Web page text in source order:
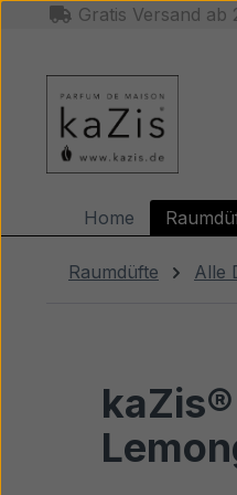
Hauptinhalt springen
Zur Suche springen
Zur Hauptnavigation
Gratis Versand
Home
Raumdüfte Alle